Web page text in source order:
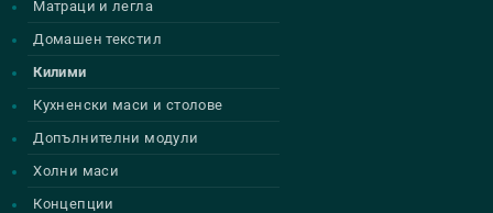
Матраци и легла
Домашен текстил
Килими
Кухненски маси и столове
Допълнителни модули
Холни маси
Концепции